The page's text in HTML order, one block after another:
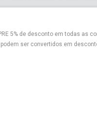
5% de desconto em todas as
ser convertidos em